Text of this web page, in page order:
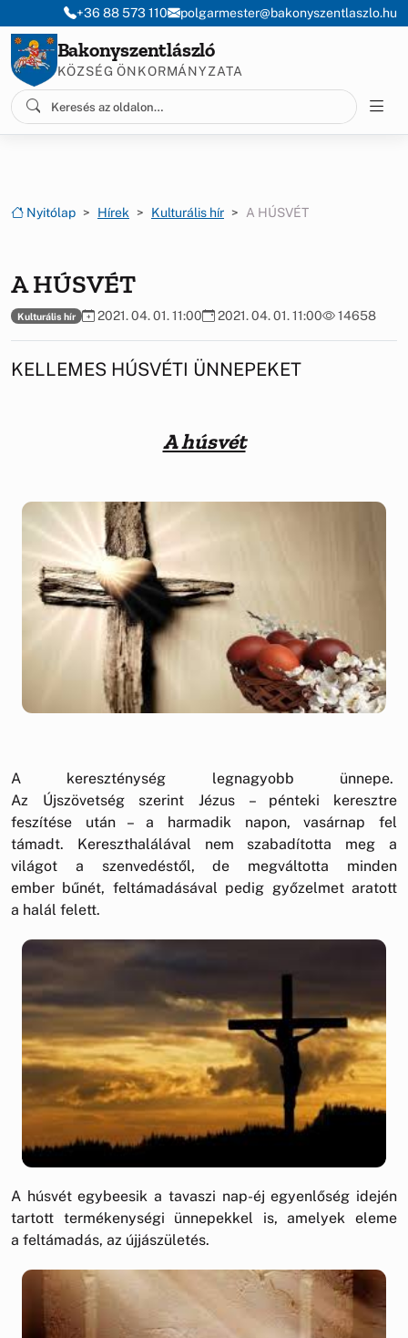
Ugrás a menüre
Ugrás a tartalomra
+36 88 573 110 polgarmester@bakonyszentlaszlo.hu
Bakonyszentlászló
KÖZSÉG ÖNKORMÁNYZATA
Nyitólap Hírek Kulturális hír A HÚSVÉT
A HÚSVÉT
Kulturális hír 2021. 04. 01. 11:00 2021. 04. 01. 11:00 14658
KELLEMES HÚSVÉTI ÜNNEPEKET
A húsvét
A kereszténység legnagyobb ünnepe.
Az Újszövetség szerint Jézus – pénteki keresztre
feszítése után – a harmadik napon, vasárnap fel
támadt. Kereszthalálával nem szabadította meg a
világot a szenvedéstől, de megváltotta minden
ember bűnét, feltámadásával pedig győzelmet aratott
a halál felett.
A húsvét egybeesik a tavaszi nap-éj egyenlőség idején
tartott termékenységi ünnepekkel is, amelyek eleme
a feltámadás, az újjászületés.